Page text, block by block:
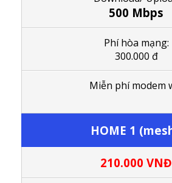
500 Mbps
Phí hòa mạng:
300.000 đ
Miễn phí modem
HOME 1
210.000 VNĐ